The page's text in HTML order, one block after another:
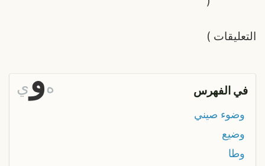
التعليقات )
في الفهرس هو ي
وضوء صيني
وضيع
وطا